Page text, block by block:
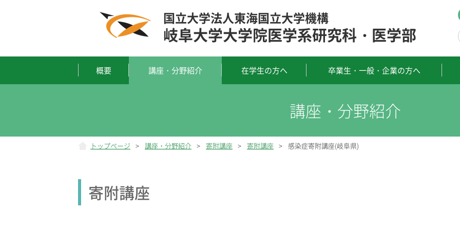
国立大学法人東海国立大学機構
岐阜大学大学院医学系研究科・医学部
概要 講座・分野紹介 在学生の方へ 卒業生・一般・企業の方へ
トップページ > 講座・分野紹介 > 寄附講座 > 寄附講座 > 感染症寄附講座(岐阜県)
寄附講座